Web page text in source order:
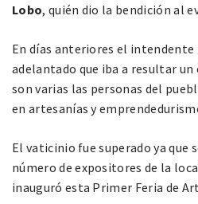
Lobo, quién dio la bendición al
En días anteriores el intendente
adelantado que iba a resultar un
son varias las personas del
en artesanías y
El vaticinio fue superado ya que
número de expositores de la
inauguró esta Primer Feria de